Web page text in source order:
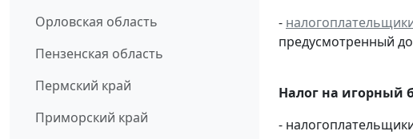
Орловская область
Пензенская область
Пермский край
Приморский край
-
предусмотренный
Налог на игорный
-